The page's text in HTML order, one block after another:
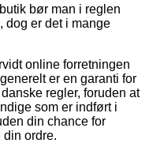
bør man i reglen
dog er det i mange
online forretningen
er en garanti for
regler, foruden at
som er indført i
din chance for
ordre.